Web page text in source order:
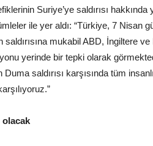
Suriye’ye saldırısı hakkında
ile yer aldı: “Türkiye, 7 Nisan
mukabil ABD, İngiltere ve
yerinde bir tepki olarak
saldırısı karşısında tüm
olacak